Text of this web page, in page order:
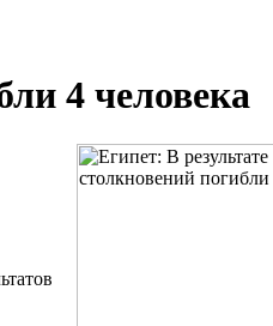
4 человека